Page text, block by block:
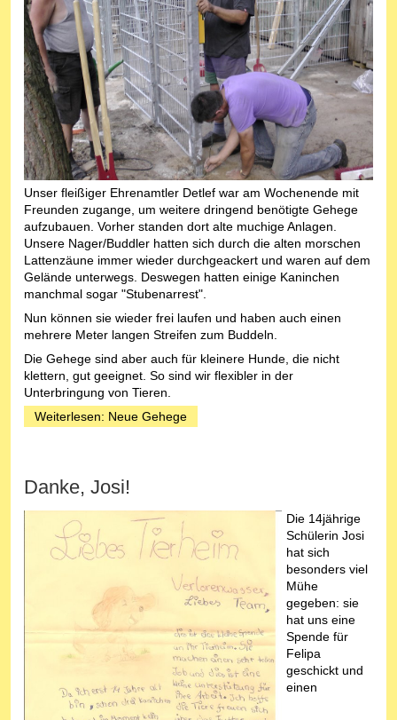
Unser fleißiger Ehrenamtler Detlef war am Wochenende mit
Freunden zugange, um weitere dringend benötigte Gehege
aufzubauen. Vorher standen dort alte muchige Anlagen.
Unsere Nager/Buddler hatten sich durch die alten morschen
Lattenzäune immer wieder durchgeackert und waren auf dem
Gelände unterwegs. Deswegen hatten einige Kaninchen
manchmal sogar "Stubenarrest".
Nun können sie wieder frei laufen und haben auch einen
mehrere Meter langen Streifen zum Buddeln.
Die Gehege sind aber auch für kleinere Hunde, die nicht
klettern, gut geeignet. So sind wir flexibler in der
Unterbringung von Tieren.
Weiterlesen: Neue Gehege
Danke, Josi!
Die 14jährige
Schülerin Josi
hat sich
besonders viel
Mühe
gegeben: sie
hat uns eine
Spende für
Felipa
geschickt und
einen